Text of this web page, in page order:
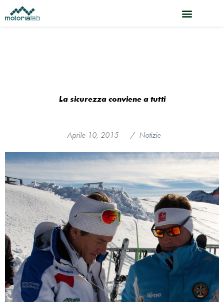
al
La sicurezza conviene a tutti
Aprile 10, 2015 / Notizie